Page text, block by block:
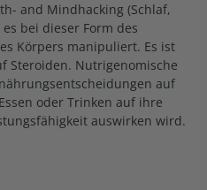
and Mindhacking (Schlaf,
bei dieser Form des
Körpers manipuliert. Es ist
Steroiden. Nutrigenomische
auf
oder Trinken auf ihre
auswirken wird.